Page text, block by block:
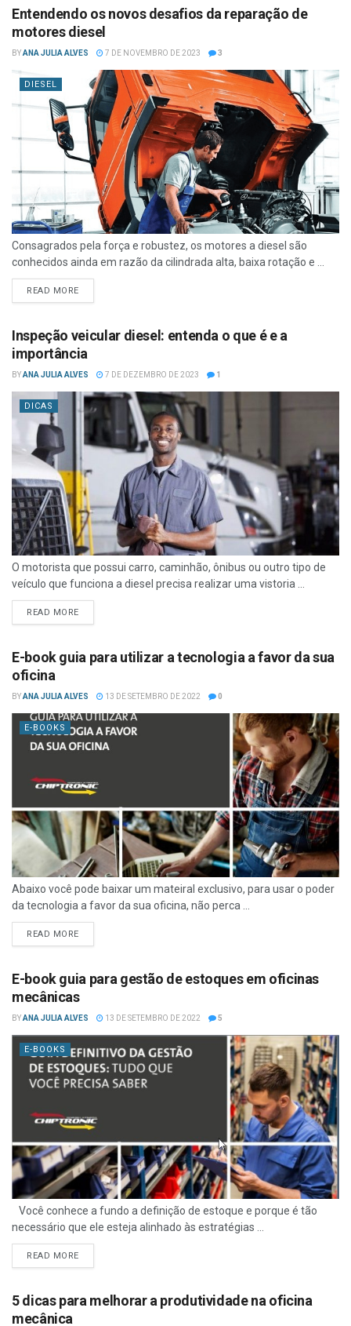
Entendendo os novos desafios da reparação de
motores diesel
BYANA JULIA ALVES 7 DE NOVEMBRO DE 2023 3
DIESEL
Consagrados pela força e robustez, os motores a diesel são
conhecidos ainda em razão da cilindrada alta, baixa rotação e ...
READ MORE
Inspeção veicular diesel: entenda o que é e a
importância
BYANA JULIA ALVES 7 DE DEZEMBRO DE 2023 1
DICAS
O motorista que possui carro, caminhão, ônibus ou outro tipo de
veículo que funciona a diesel precisa realizar uma vistoria ...
READ MORE
E-book guia para utilizar a tecnologia a favor da sua
oficina
BYANA JULIA ALVES 13 DE SETEMBRO DE 2022 0
E-BOOKS
Abaixo você pode baixar um mateiral exclusivo, para usar o poder
da tecnologia a favor da sua oficina, não perca ...
READ MORE
E-book guia para gestão de estoques em oficinas
mecânicas
BYANA JULIA ALVES 13 DE SETEMBRO DE 2022 5
E-BOOKS
Você conhece a fundo a definição de estoque e porque é tão
necessário que ele esteja alinhado às estratégias ...
READ MORE
5 dicas para melhorar a produtividade na oficina
mecânica